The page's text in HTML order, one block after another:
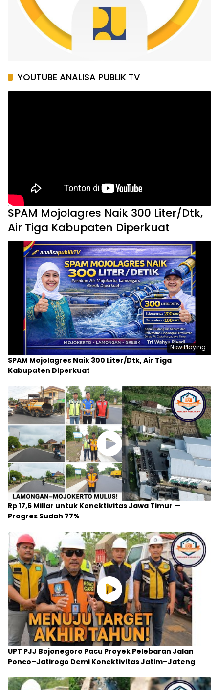
YOUTUBE ANALISA PUBLIK TV
SPAM Mojolagres Naik 300 Liter/Dtk,
Air Tiga Kabupaten Diperkuat
Now Playing
SPAM Mojolagres Naik 300 Liter/Dtk, Air Tiga
Kabupaten Diperkuat
Rp 17,6 Miliar untuk Konektivitas Jawa Timur —
Progres Sudah 77%
UPT PJJ Bojonegoro Pacu Proyek Pelebaran Jalan
Ponco–Jatirogo Demi Konektivitas Jatim–Jateng